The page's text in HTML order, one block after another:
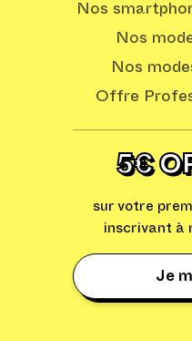
Nos
Nos
Nos
Offre
5€
sur votre
inscrivant à
Je